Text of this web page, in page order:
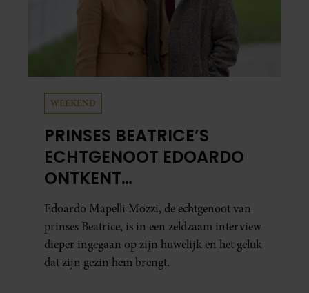
WEEKEND
PRINSES BEATRICE’S
ECHTGENOOT EDOARDO
ONTKENT
HUWELIJKSPROBLEMEN
Edoardo Mapelli Mozzi, de echtgenoot van
prinses Beatrice, is in een zeldzaam interview
dieper ingegaan op zijn huwelijk en het geluk
dat zijn gezin hem brengt.